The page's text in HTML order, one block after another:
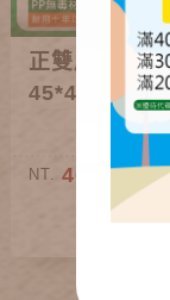
正雙層種植箱
45*45*35cm
NT. 460~650